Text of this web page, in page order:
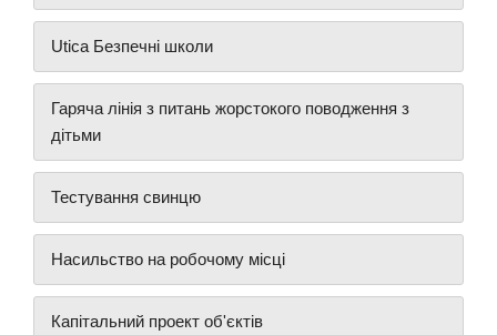
Utica Безпечні школи
Гаряча лінія з питань жорстокого поводження з
дітьми
Тестування свинцю
Насильство на робочому місці
Капітальний проект об'єктів